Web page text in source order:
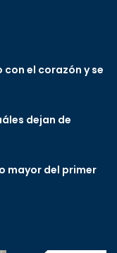
el corazón y se
dejan de
mayor del primer